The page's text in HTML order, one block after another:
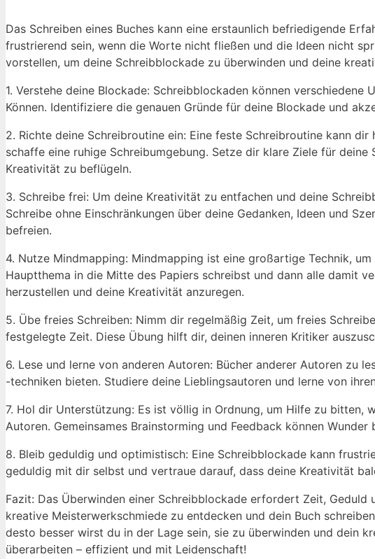
Das Schreiben eines Buches kann‌ eine erstaunlich befriedigende
frustrierend ‍sein, ⁣wenn die Worte nicht fließen ⁢und⁢ die Ideen nicht‍
vorstellen, um deine Schreibblockade zu überwinden ​und deine
1. ‌Verstehe deine Blockade: Schreibblockaden können‍
Können. Identifiziere die genauen ⁤Gründe ‍für deine Blockade‌ und‌
2.⁤ Richte⁤ deine Schreibroutine ein: Eine feste Schreibroutine kann
schaffe eine ruhige⁣ Schreibumgebung. Setze dir klare ‌Ziele für​ deine
‌Kreativität zu beflügeln.
3. Schreibe frei: Um deine Kreativität ⁣zu entfachen und ⁢deine​
Schreibe ohne ​Einschränkungen ⁣über deine Gedanken, Ideen und
⁣befreien.
4.‌ Nutze Mindmapping: Mindmapping ist eine großartige Technik,‍
Hauptthema ⁣in die Mitte⁣ des Papiers schreibst ‍und ​dann alle ‌damit
herzustellen ⁢und ⁣deine Kreativität anzuregen.
5. ⁣Übe freies ⁣Schreiben:‍ Nimm dir regelmäßig Zeit, ⁤um freies
festgelegte⁢ Zeit. ‌Diese Übung hilft dir, deinen inneren Kritiker
6. Lese ​und lerne von anderen Autoren: Bücher anderer Autoren zu
-techniken bieten. ⁣Studiere deine Lieblingsautoren und ⁤lerne ⁣von
7.⁢ Hol dir ⁣Unterstützung: ⁣Es ist ‍völlig in Ordnung, um Hilfe⁢ zu bitten,
Autoren. Gemeinsames Brainstorming und Feedback⁤ können
8. Bleib geduldig und optimistisch: ‍Eine Schreibblockade kann⁢
geduldig mit ⁤dir selbst und​ vertraue darauf, dass deine Kreativität​
Fazit: ‌Das⁢ Überwinden einer Schreibblockade erfordert Zeit, Geduld
kreative ⁣Meisterwerkschmiede zu⁣ entdecken​ und⁣ dein Buch
desto besser wirst ‍du‌ in der ‌Lage sein,‍ sie zu überwinden und dein
überarbeiten‍ – effizient und mit Leidenschaft!